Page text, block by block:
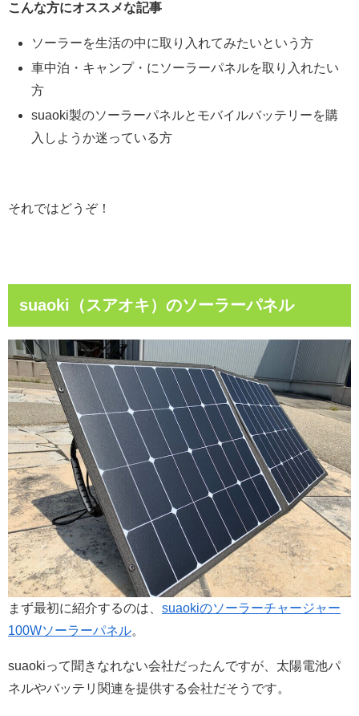
こんな方にオススメな記事
ソーラーを生活の中に取り入れてみたいという方
車中泊・キャンプ・にソーラーパネルを取り入れたい
方
suaoki製のソーラーパネルとモバイルバッテリーを購
入しようか迷っている方
それではどうぞ！
suaoki（スアオキ）のソーラーパネル
まず最初に紹介するのは、 suaokiのソーラーチャージャー
100Wソーラーパネル。
suaokiって聞きなれない会社だったんですが、太陽電池パ
ネルやバッテリ関連を提供する会社だそうです。